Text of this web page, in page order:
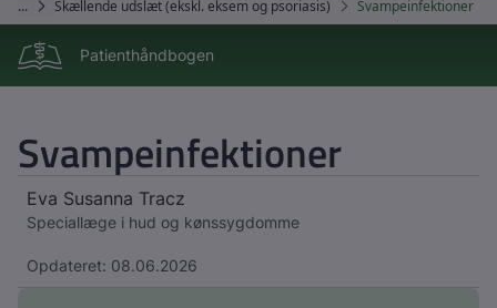
Patienthåndbogen
Svampeinfektioner
Eva Susanna Tracz
Speciallæge i hud og kønssygdomme
Opdateret: 08.06.2026